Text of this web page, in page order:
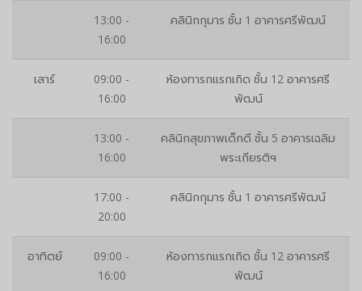
13:00 -
16:00
คลินิกกุมาร ชั้น 1 อาคารศรีพัฒน์
เสาร์
09:00 -
16:00
ห้องทารกแรกเกิด ชั้น 12 อาคารศรี
พัฒน์
13:00 -
16:00
คลินิกสุขภาพเด็กดี ชั้น 5 อาคารเฉลิม
พระเกียรติฯ
17:00 -
20:00
คลินิกกุมาร ชั้น 1 อาคารศรีพัฒน์
อาทิตย์
09:00 -
16:00
ห้องทารกแรกเกิด ชั้น 12 อาคารศรี
พัฒน์